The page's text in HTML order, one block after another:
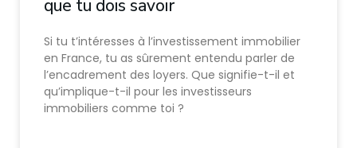
que tu dois savoir
Si tu t’intéresses à l’investissement immobilier
en France, tu as sûrement entendu parler de
l’encadrement des loyers. Que signifie-t-il et
qu’implique-t-il pour les investisseurs
immobiliers comme toi ?